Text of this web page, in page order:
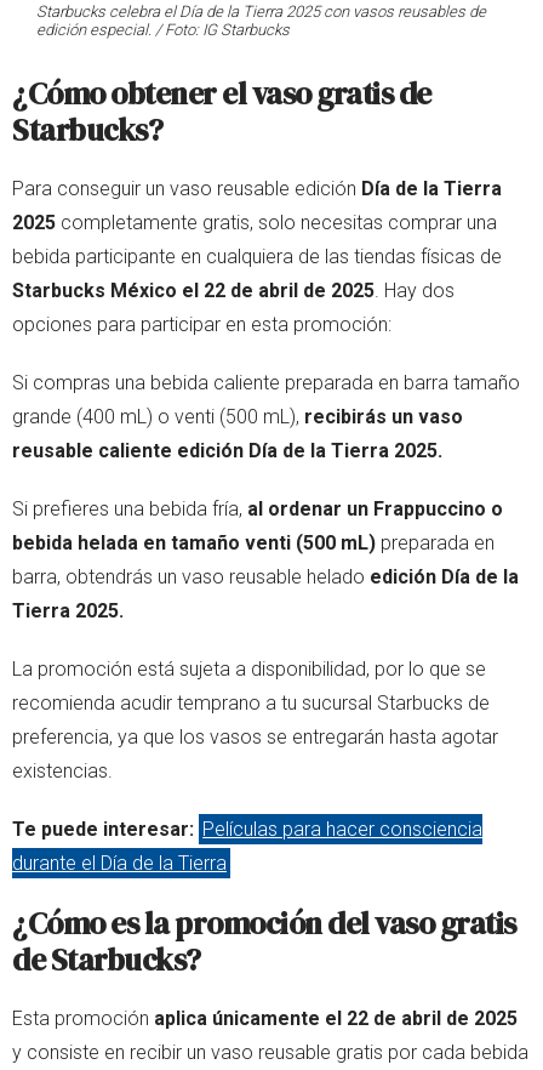
Starbucks celebra el Día de la Tierra 2025 con vasos reusables de
edición especial. / Foto: IG Starbucks
¿Cómo obtener el vaso gratis de
Starbucks?
Para conseguir un vaso reusable edición Día de la Tierra
2025 completamente gratis, solo necesitas comprar una
bebida participante en cualquiera de las tiendas físicas de
Starbucks México el 22 de abril de 2025 . Hay dos
opciones para participar en esta promoción:
Si compras una bebida caliente preparada en barra tamaño
grande (400 mL) o venti (500 mL), recibirás un vaso
reusable caliente edición Día de la Tierra 2025.
Si prefieres una bebida fría, al ordenar un Frappuccino o
bebida helada en tamaño venti (500 mL) preparada en
barra, obtendrás un vaso reusable helado edición Día de la
Tierra 2025.
La promoción está sujeta a disponibilidad, por lo que se
recomienda acudir temprano a tu sucursal Starbucks de
preferencia, ya que los vasos se entregarán hasta agotar
existencias.
Te puede interesar: Películas para hacer consciencia
durante el Día de la Tierra
¿Cómo es la promoción del vaso gratis
de Starbucks?
Esta promoción aplica únicamente el 22 de abril de 2025
y consiste en recibir un vaso reusable gratis por cada bebida